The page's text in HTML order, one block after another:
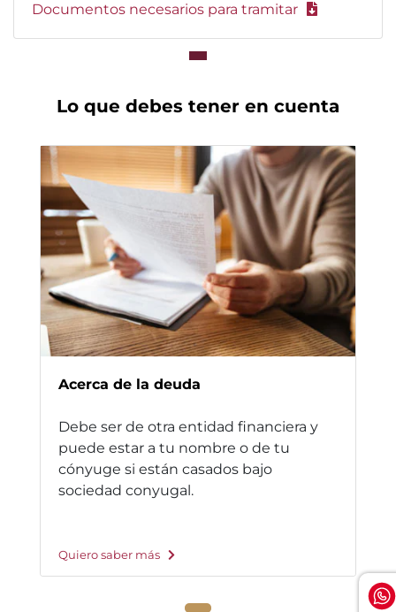
Documentos necesarios para tramitar
Lo que debes tener en cuenta
Acerca de la deuda
Debe ser de otra entidad financiera y
puede estar a tu nombre o de tu
cónyuge si están casados bajo
sociedad conyugal.
Quiero saber más